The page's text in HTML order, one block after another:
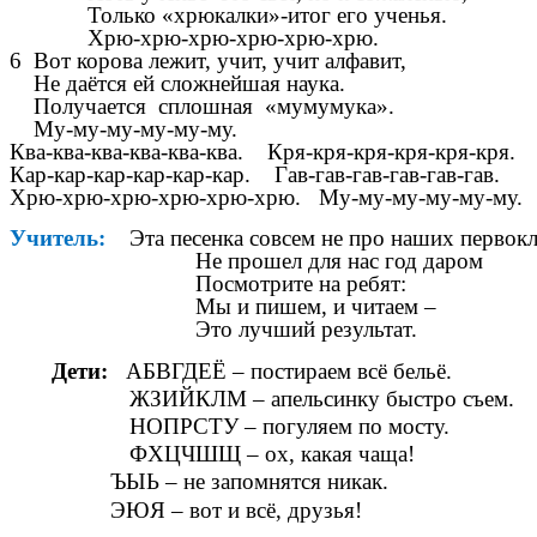
Только «хрюкалки»-итог его ученья.
Хрю-хрю-хрю-хрю-хрю-хрю.
6 Вот корова лежит, учит, учит алфавит,
Не даётся ей сложнейшая наука.
Получается сплошная «мумумука».
Му-му-му-му-му-му.
Ква-ква-ква-ква-ква-ква. Кря-кря-кря-кря-кря-кря.
Кар-кар-кар-кар-кар-кар. Гав-гав-гав-гав-гав-гав.
Хрю-хрю-хрю-хрю-хрю-хрю. Му-му-му-му-му-му.
Учитель:
Эта песенка совсем не про наших
Не прошел для нас год даром
Посмотрите на ребят:
Мы и пишем, и читаем –
Это лучший результат.
Дети:
АБВГДЕЁ – постираем всё бельё.
ЖЗИЙКЛМ – апельсинку быстро съем.
НОПРСТУ – погуляем по мосту.
ФХЦЧШЩ – ох, какая чаща!
ЪЫЬ – не запомнятся никак.
ЭЮЯ – вот и всё, друзья!